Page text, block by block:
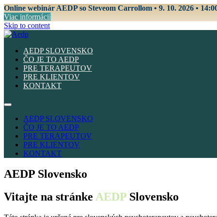
Online webinár AEDP so Steveom Carrollom • 9. 10. 2026 •
Viac informácií
Skip to content
AEDP SLOVENSKO
ČO JE TO AEDP
PRE TERAPEUTOV
PRE KLIENTOV
KONTAKT
AEDP SLOVENSKO
ČO JE TO AEDP
PRE TERAPEUTOV
PRE KLIENTOV
KONTAKT
AEDP Slovensko
Vitajte na stránke AEDP Slovensko